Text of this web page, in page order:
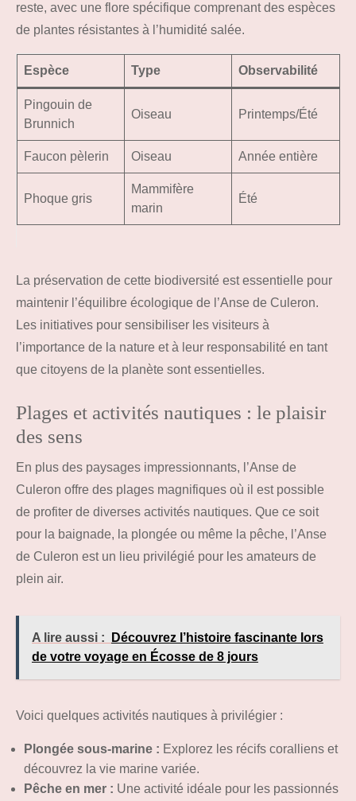
reste, avec une flore spécifique comprenant des espèces
de plantes résistantes à l’humidité salée.
Espèce Type Observabilité
Pingouin de
Brunnich
Oiseau Printemps/Été
Faucon pèlerin Oiseau Année entière
Phoque gris
Mammifère
marin
Été
La préservation de cette biodiversité est essentielle pour
maintenir l’équilibre écologique de l’Anse de Culeron.
Les initiatives pour sensibiliser les visiteurs à
l’importance de la nature et à leur responsabilité en tant
que citoyens de la planète sont essentielles.
Plages et activités nautiques : le plaisir
des sens
En plus des paysages impressionnants, l’Anse de
Culeron offre des plages magnifiques où il est possible
de profiter de diverses activités nautiques. Que ce soit
pour la baignade, la plongée ou même la pêche, l’Anse
de Culeron est un lieu privilégié pour les amateurs de
plein air.
A lire aussi :
Découvrez l’histoire fascinante lors
de votre voyage en Écosse de 8 jours
Voici quelques activités nautiques à privilégier :
Plongée sous-marine : Explorez les récifs coralliens et
découvrez la vie marine variée.
Pêche en mer : Une activité idéale pour les passionnés